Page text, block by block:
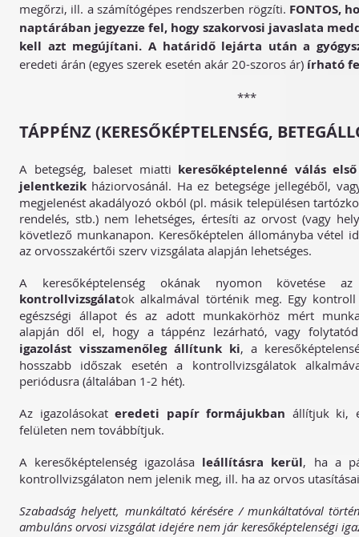
megőrzi, ill. a számítógépes rendszerben rögzíti. FONTOS,
naptárában jegyezze fel, hogy szakorvosi javaslata
kell azt megújítani. A határidő lejárta után a
eredeti árán (egyes szerek esetén akár 20-szoros ár) írható
***
TÁPPÉNZ (KERESŐKÉPTELENSÉG,
A betegség, baleset miatti keresőképtelenné válás
jelentkezik háziorvosánál. Ha ez betegsége jellegéből,
megjelenést akadályozó okból (pl. másik településen
rendelés, stb.) nem lehetséges, értesíti az orvost (vagy
követlező munkanapon. Keresőképtelen állományba vétel
az orvosszakértői szerv vizsgálata alapján lehetséges.
A keresőképtelenség okának nyomon követése
kontrollvizsgálatok alkalmával történik meg. Egy
egészségi állapot és az adott munkakörhöz mért
alapján dől el, hogy a táppénz lezárható, vagy
igazolást visszamenőleg állítunk ki, a
hosszabb időszak esetén a kontrollvizsgálatok
periódusra (általában 1-2 hét).
Az igazolásokateredeti papír formájukban állítjuk ki,
felületen nem továbbítjuk.
A keresőképtelenség igazolása leállításra kerül, ha a
kontrollvizsgálaton nem jelenik meg, ill. ha az orvos
Szabadság helyett, munkáltató kérésére / munkáltatóval
ambuláns orvosi vizsgálat idejére nem jár keresőképtelenségi